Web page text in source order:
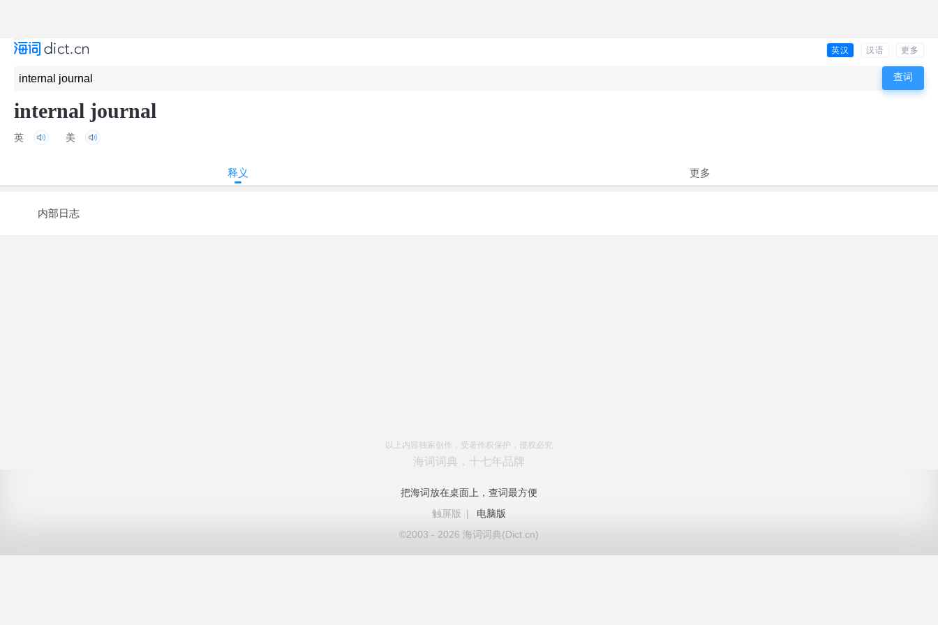
英汉 汉语 更多
internal journal
英 美
释义 更多
内部日志
以上内容独家创作，受著作权保护，侵权必究
海词词典，十七年品牌
把海词放在桌面上，查词最方便
触屏版
|
电脑版
©2003 - 2026 海词词典(Dict.cn)